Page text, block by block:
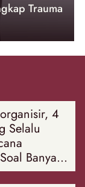
Trauma
4
Selalu
Banyak